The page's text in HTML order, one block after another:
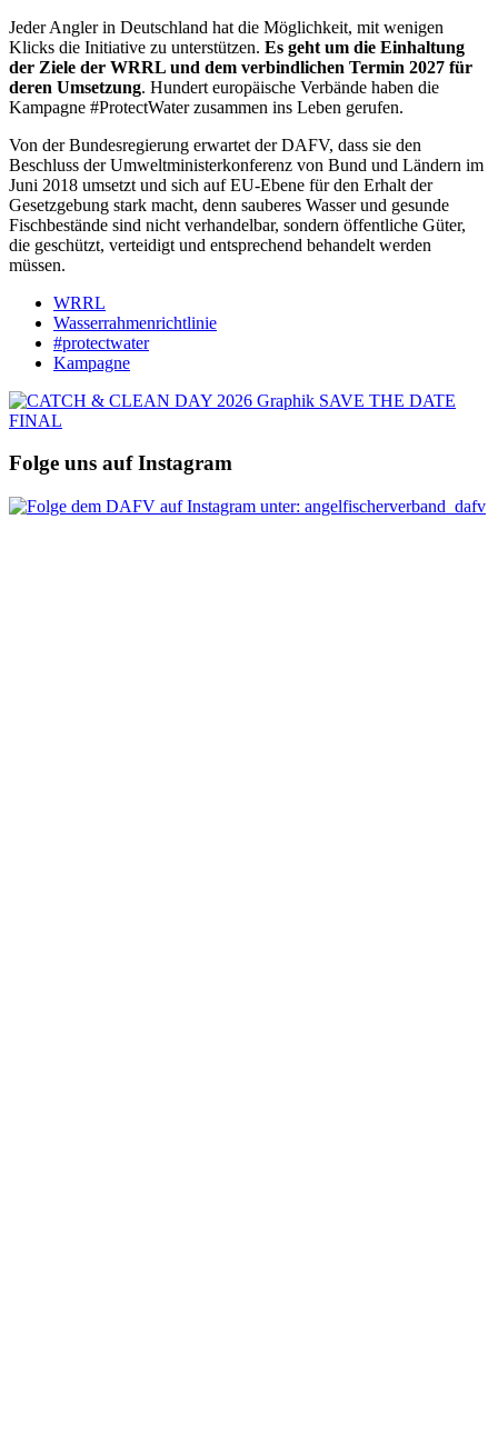
Jeder Angler in Deutschland hat die Möglichkeit, mit wenigen
Klicks die Initiative zu unterstützen. Es geht um die Einhaltung
der Ziele der WRRL und dem verbindlichen Termin 2027 für
deren Umsetzung. Hundert europäische Verbände haben die
Kampagne #ProtectWater zusammen ins Leben gerufen.
Von der Bundesregierung erwartet der DAFV, dass sie den
Beschluss der Umweltministerkonferenz von Bund und Ländern im
Juni 2018 umsetzt und sich auf EU-Ebene für den Erhalt der
Gesetzgebung stark macht, denn sauberes Wasser und gesunde
Fischbestände sind nicht verhandelbar, sondern öffentliche Güter,
die geschützt, verteidigt und entsprechend behandelt werden
müssen.
WRRL
Wasserrahmenrichtlinie
#protectwater
Kampagne
Folge uns auf Instagram